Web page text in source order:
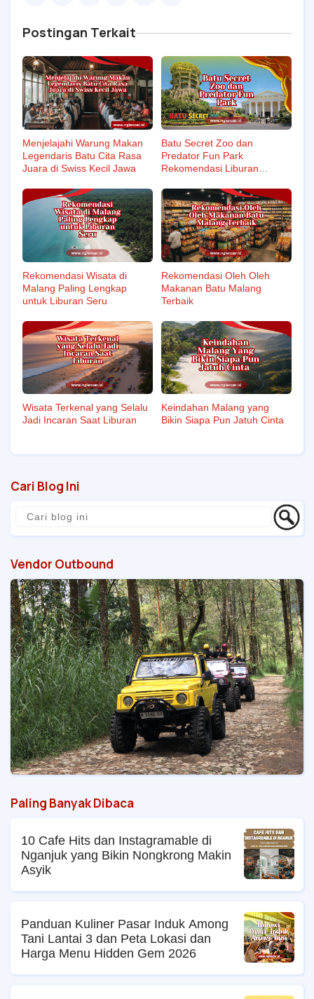
Postingan Terkait
Menjelajahi Warung Makan
Legendaris Batu Cita Rasa
Juara di Swiss Kecil Jawa
Batu Secret Zoo dan
Predator Fun Park
Rekomendasi Liburan
Rekomendasi Wisata di
Malang Paling Lengkap
untuk Liburan Seru
Rekomendasi Oleh Oleh
Makanan Batu Malang
Terbaik
Wisata Terkenal yang Selalu
Jadi Incaran Saat Liburan
Keindahan Malang yang
Bikin Siapa Pun Jatuh Cinta
Cari Blog Ini
Vendor Outbound
Paling Banyak Dibaca
10 Cafe Hits dan Instagramable di
Nganjuk yang Bikin Nongkrong Makin
Asyik
Panduan Kuliner Pasar Induk Among
Tani Lantai 3 dan Peta Lokasi dan
Harga Menu Hidden Gem 2026